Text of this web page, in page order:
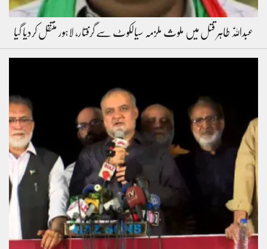
عبداللّٰہ طاہر قتل میں ملوث ملزمہ سیالکوٹ سے گرفتار، لاہور منتقل کردیا گیا